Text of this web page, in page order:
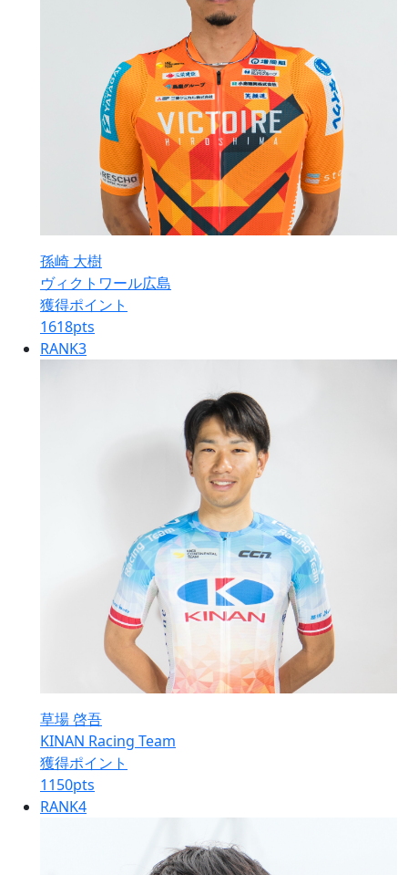
孫崎 大樹
ヴィクトワール広島
獲得ポイント
1618pts
RANK3
草場 啓吾
KINAN Racing Team
獲得ポイント
1150pts
RANK4